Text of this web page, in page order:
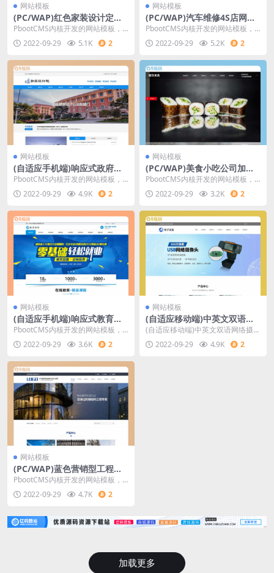
网站模板
(PC/WAP)红色家装设计定制
网站源码 智能家居家具建材p
bootcms网站模板
PbootCMS内核开发的网站模板，
该模板适用于智能家居、家装设
计、家具建材等企
2022-09-29 5.1K 2
网站模板
(PC/WAP)汽车维修4S店网站
源码 汽车配件润滑油汽配pbo
otcms网站模板
PbootCMS内核开发的网站模板，
该模板适用于汽车维修网站、汽车
配件网站等企业
2022-09-29 5.2K 2
网站模板
(自适应手机端)响应式政府单
位商会协会网站源码 勘察设计
院蓝色网站pbootcms模板
PbootCMS内核开发的网站模板，
该模板适用于政府单位网站、勘察
设计院网站等企
2022-09-29 4.9K 2
网站模板
(PC/WAP)美食小吃公司加盟
网站源码 PBOOTCMS高端餐
饮美食加盟网站模板
PbootCMS内核开发的网站模板，
该模板适用于餐饮美食网站、餐饮
加盟网站等企业
2022-09-29 3.2K 2
网站模板
(自适应手机端)响应式教育培
训机构网站源码 在线教育培训
PbootCMS内核开发的网站模板，
该模板适用于教育培训网站、培训
机构网站等企业
2022-09-29 3.6K 2
网站模板
(自适应移动端)中英文双语电
子摄像头设备网站源码 网络摄
像头探头pbootcms网站模板
(自适应移动端)中英文双语网络摄像
头探头pbootcms网站模板 电子摄
像头设备
2022-09-29 4.9K 2
网站模板
(PC/WAP)蓝色营销型工程建
筑基建网站源码 钢结构机械五
金网站pbootcms模板
PbootCMS内核开发的网站模板，
该模板适用于营销型网站、工程建
筑网站等企业，
2022-09-29 4.7K 2
加载更多